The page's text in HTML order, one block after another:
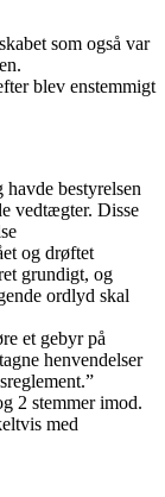
som også var
blev enstemmigt
havde bestyrelsen
vedtægter. Disse
og drøftet
grundigt, og
ordlyd skal
et gebyr på
henvendelser
2 stemmer imod.
med